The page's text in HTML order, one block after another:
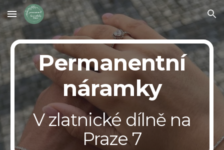
Skip to main content Skip to navigation
Permanentní
náramky
V zlatnické dílně na
Praze 7